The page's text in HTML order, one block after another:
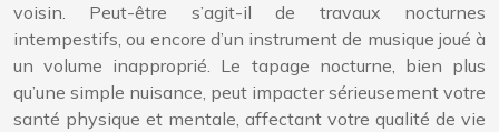
voisin. Peut-être s’agit-il de travaux nocturnes
intempestifs, ou encore d’un instrument de musique joué à
un volume inapproprié. Le tapage nocturne, bien plus
qu’une simple nuisance, peut impacter sérieusement votre
santé physique et mentale, affectant votre qualité de vie